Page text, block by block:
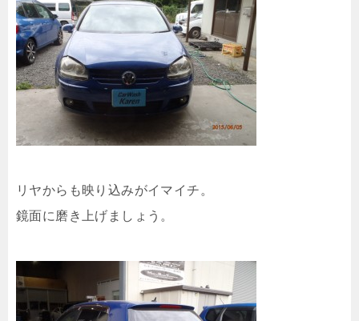
リヤからも映り込みがイマイチ。
鏡面に磨き上げましょう。